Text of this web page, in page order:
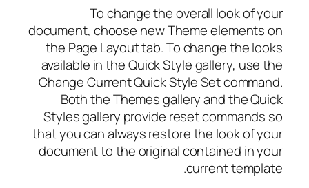
To change the overall look of your
document, choose new Theme elements on
the Page Layout tab. To change the looks
available in the Quick Style gallery, use the
Change Current Quick Style Set command.
Both the Themes gallery and the Quick
Styles gallery provide reset commands so
that you can always restore the look of your
document to the original contained in your
current template.